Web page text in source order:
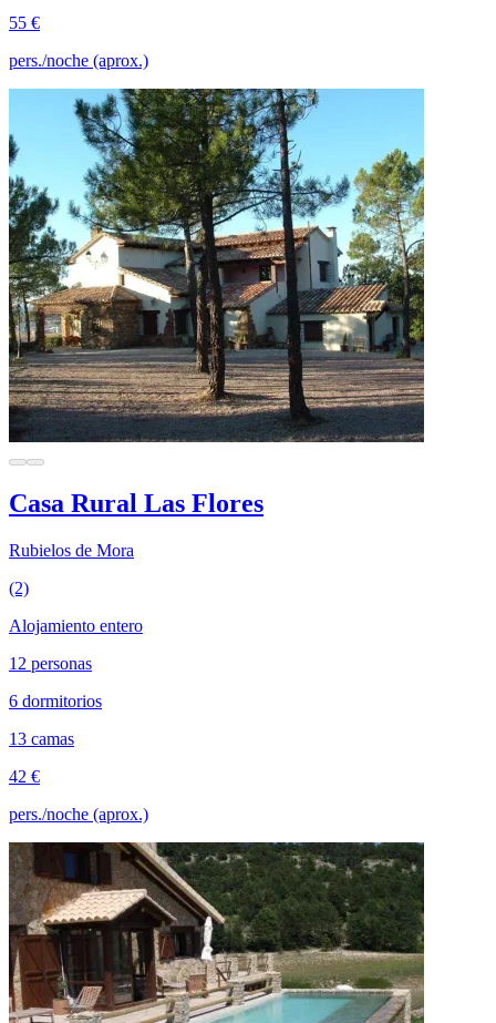
55 €
pers./noche (aprox.)
Casa Rural Las Flores
Rubielos de Mora
(2)
Alojamiento entero
12 personas
6 dormitorios
13 camas
42 €
pers./noche (aprox.)